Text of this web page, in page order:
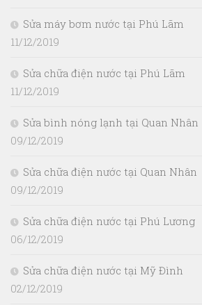
Sửa máy bơm nước tại Phú Lãm
11/12/2019
Sửa chữa điện nước tại Phú Lãm
11/12/2019
Sửa bình nóng lạnh tại Quan Nhân
09/12/2019
Sửa chữa điện nước tại Quan Nhân
09/12/2019
Sửa chữa điện nước tại Phú Lương
06/12/2019
Sửa chữa điện nước tại Mỹ Đình
02/12/2019